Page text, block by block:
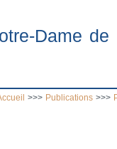
Dame de
>>> Publications >>>